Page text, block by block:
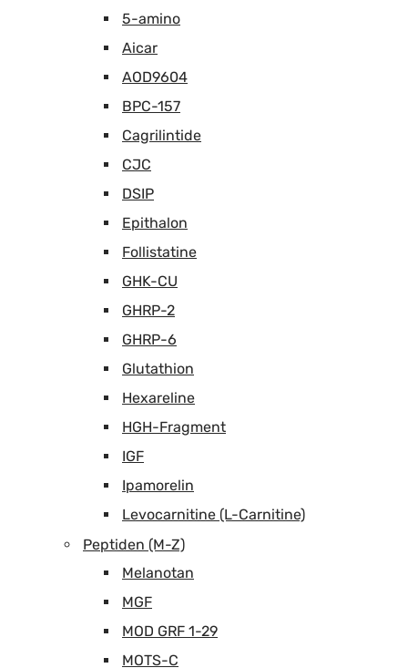
5-amino
Aicar
AOD9604
BPC-157
Cagrilintide
CJC
DSIP
Epithalon
Follistatine
GHK-CU
GHRP-2
GHRP-6
Glutathion
Hexareline
HGH-Fragment
IGF
Ipamorelin
Levocarnitine (L-Carnitine)
Peptiden (M-Z)
Melanotan
MGF
MOD GRF 1-29
MOTS-C